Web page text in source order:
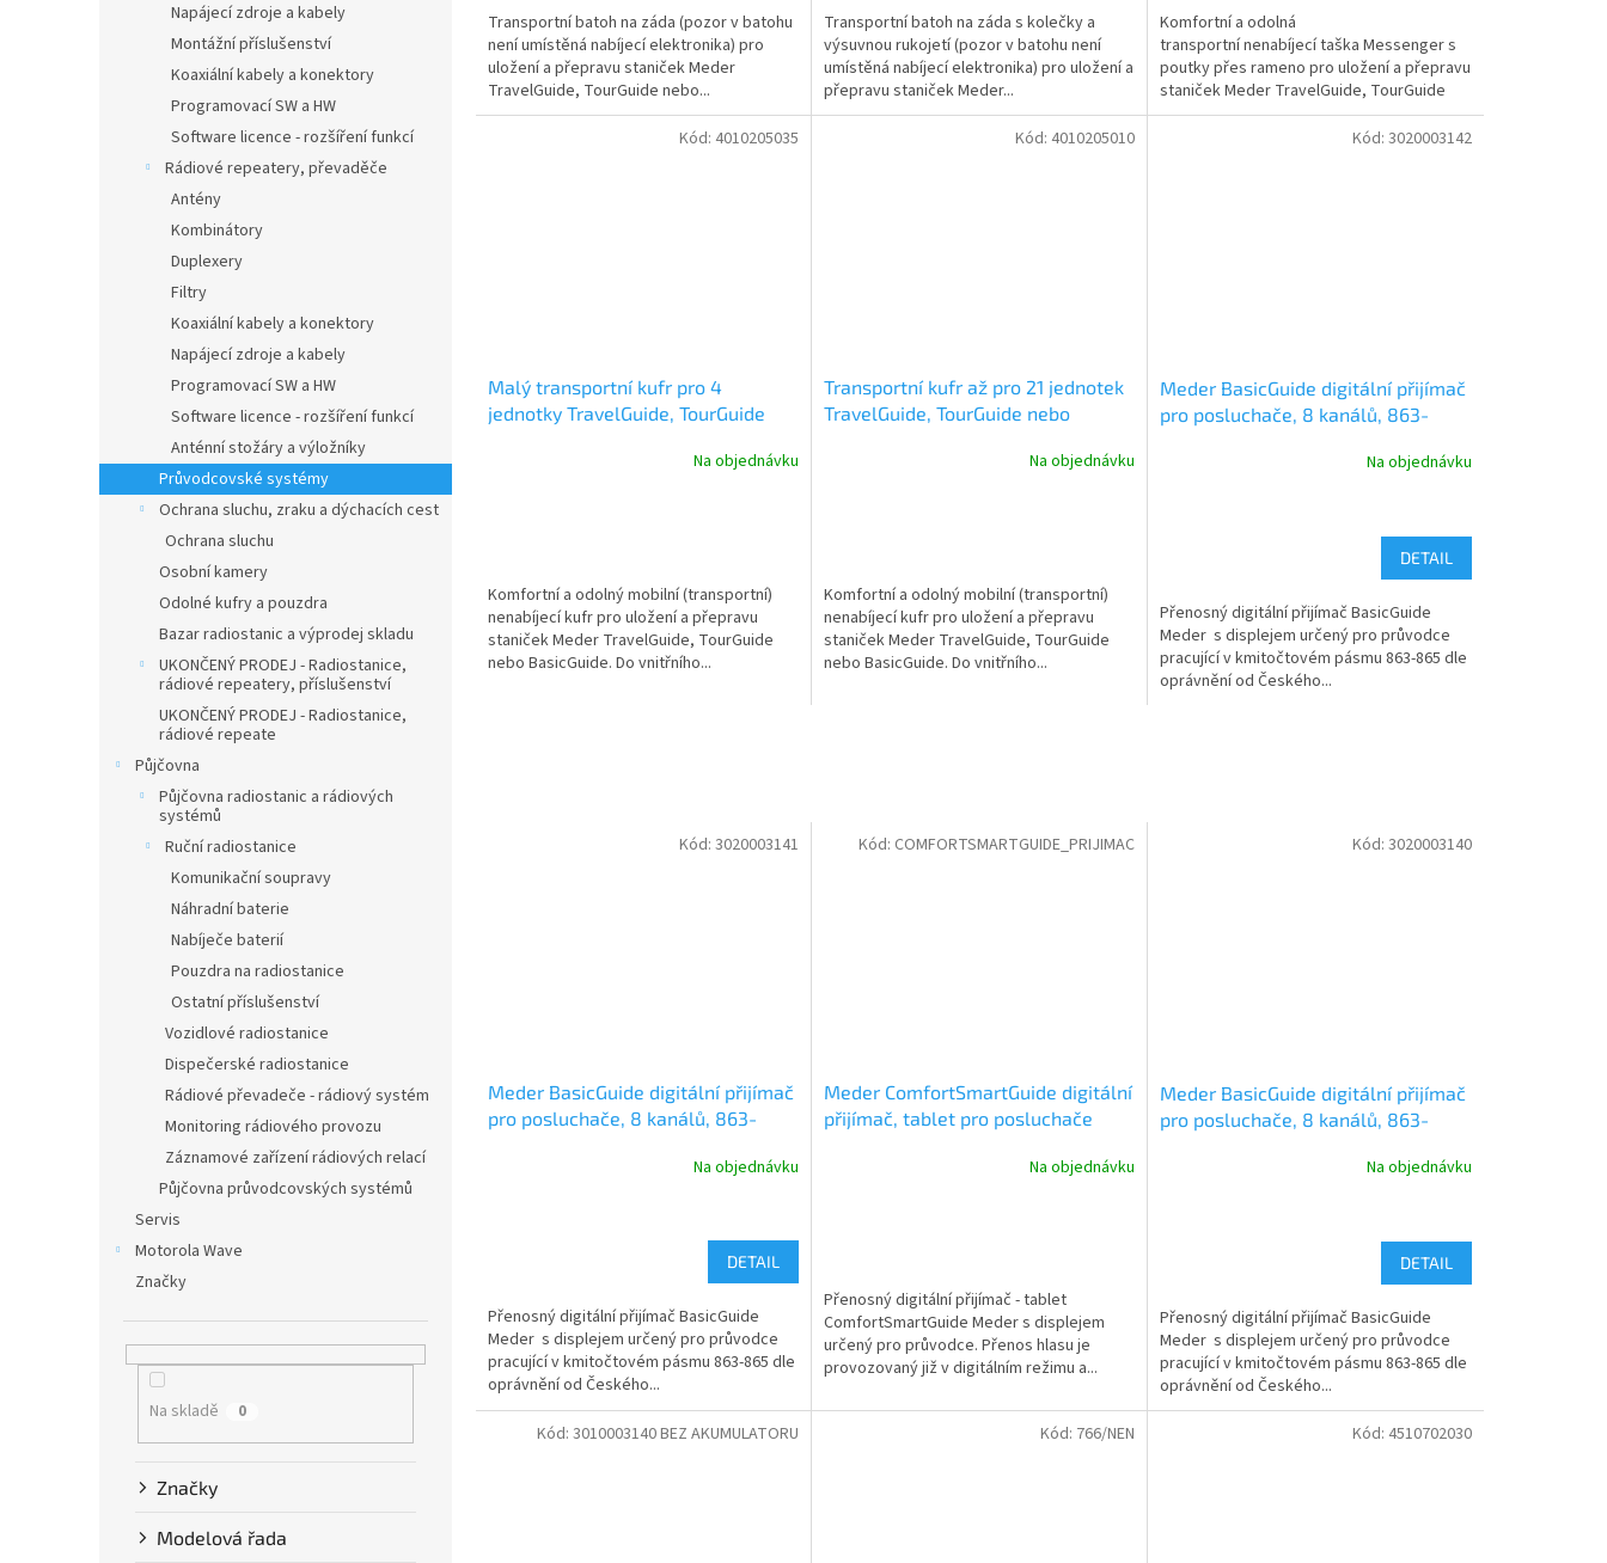
Napájecí zdroje a kabely
Montážní příslušenství
Koaxiální kabely a konektory
Programovací SW a HW
Software licence - rozšíření funkcí
Rádiové repeatery, převaděče
Antény
Kombinátory
Duplexery
Filtry
Koaxiální kabely a konektory
Napájecí zdroje a kabely
Programovací SW a HW
Software licence - rozšíření funkcí
Anténní stožáry a výložníky
Průvodcovské systémy
Ochrana sluchu, zraku a dýchacích cest
Ochrana sluchu
Osobní kamery
Odolné kufry a pouzdra
Bazar radiostanic a výprodej skladu
UKONČENÝ PRODEJ - Radiostanice,
rádiové repeatery, příslušenství
UKONČENÝ PRODEJ - Radiostanice,
rádiové repeate
Půjčovna
Půjčovna radiostanic a rádiových
systémů
Ruční radiostanice
Komunikační soupravy
Náhradní baterie
Nabíječe baterií
Pouzdra na radiostanice
Ostatní příslušenství
Vozidlové radiostanice
Dispečerské radiostanice
Rádiové převadeče - rádiový systém
Monitoring rádiového provozu
Záznamové zařízení rádiových relací
Půjčovna průvodcovských systémů
Servis
Motorola Wave
Značky
Na skladě 0
Značky
Modelová řada
Transportní batoh na záda (pozor v batohu
není umístěná nabíjecí elektronika) pro
uložení a přepravu staniček Meder
TravelGuide, TourGuide nebo...
Transportní batoh na záda s kolečky a
výsuvnou rukojetí (pozor v batohu není
umístěná nabíjecí elektronika) pro uložení a
přepravu staniček Meder...
Komfortní a odolná
transportní nenabíjecí taška Messenger s
poutky přes rameno pro uložení a přepravu
staniček Meder TravelGuide, TourGuide
nebo...
Malý transportní kufr pro 4
jednotky TravelGuide, TourGuide
Na objednávku
Komfortní a odolný mobilní (transportní)
nenabíjecí kufr pro uložení a přepravu
staniček Meder TravelGuide, TourGuide
nebo BasicGuide. Do vnitřního...
Kód: 4010205035
Transportní kufr až pro 21 jednotek
TravelGuide, TourGuide nebo
Na objednávku
Komfortní a odolný mobilní (transportní)
nenabíjecí kufr pro uložení a přepravu
staniček Meder TravelGuide, TourGuide
nebo BasicGuide. Do vnitřního...
Kód: 4010205010
Meder BasicGuide digitální přijímač
pro posluchače, 8 kanálů, 863-
Na objednávku
DETAIL
Přenosný digitální přijímač BasicGuide
Meder s displejem určený pro průvodce
pracující v kmitočtovém pásmu 863-865 dle
oprávnění od Českého...
Kód: 3020003142
Meder BasicGuide digitální přijímač
pro posluchače, 8 kanálů, 863-
Na objednávku
DETAIL
Přenosný digitální přijímač BasicGuide
Meder s displejem určený pro průvodce
pracující v kmitočtovém pásmu 863-865 dle
oprávnění od Českého...
Kód: 3020003141
Meder ComfortSmartGuide digitální
přijímač, tablet pro posluchače
Na objednávku
Přenosný digitální přijímač - tablet
ComfortSmartGuide Meder s displejem
určený pro průvodce. Přenos hlasu je
provozovaný již v digitálním režimu a...
Kód: COMFORTSMARTGUIDE_PRIJIMAC
Meder BasicGuide digitální přijímač
pro posluchače, 8 kanálů, 863-
Na objednávku
DETAIL
Přenosný digitální přijímač BasicGuide
Meder s displejem určený pro průvodce
pracující v kmitočtovém pásmu 863-865 dle
oprávnění od Českého...
Kód: 3020003140
Kód: 3010003140 BEZ AKUMULATORU Kód: 766/NEN Kód: 4510702030